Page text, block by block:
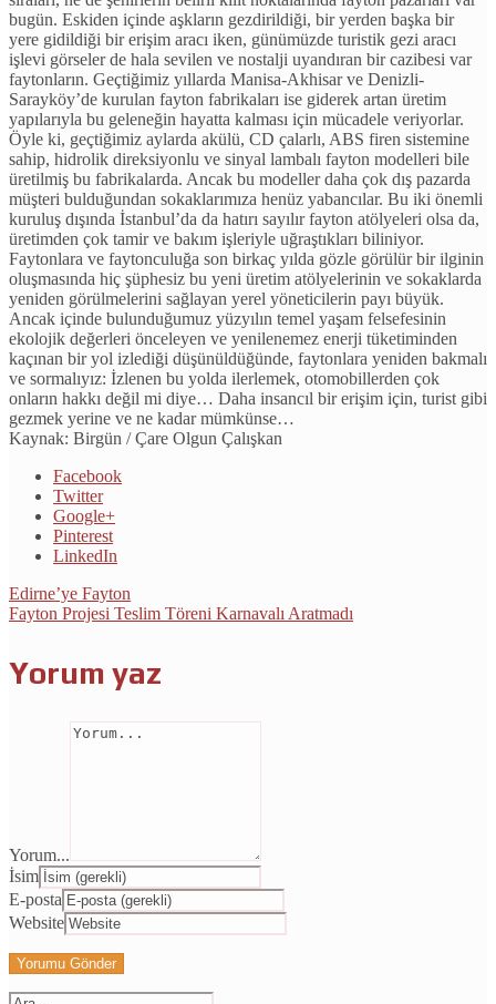
bugün. Eskiden içinde aşkların gezdirildiği, bir yerden başka bir
yere gidildiği bir erişim aracı iken, günümüzde turistik gezi aracı
işlevi görseler de hala sevilen ve nostalji uyandıran bir cazibesi var
faytonların. Geçtiğimiz yıllarda Manisa-Akhisar ve Denizli-
Sarayköy’de kurulan fayton fabrikaları ise giderek artan üretim
yapılarıyla bu geleneğin hayatta kalması için mücadele veriyorlar.
Öyle ki, geçtiğimiz aylarda akülü, CD çalarlı, ABS firen sistemine
sahip, hidrolik direksiyonlu ve sinyal lambalı fayton modelleri bile
üretilmiş bu fabrikalarda. Ancak bu modeller daha çok dış pazarda
müşteri bulduğundan sokaklarımıza henüz yabancılar. Bu iki önemli
kuruluş dışında İstanbul’da da hatırı sayılır fayton atölyeleri olsa da,
üretimden çok tamir ve bakım işleriyle uğraştıkları biliniyor.
Faytonlara ve faytonculuğa son birkaç yılda gözle görülür bir ilginin
oluşmasında hiç şüphesiz bu yeni üretim atölyelerinin ve sokaklarda
yeniden görülmelerini sağlayan yerel yöneticilerin payı büyük.
Ancak içinde bulunduğumuz yüzyılın temel yaşam felsefesinin
ekolojik değerleri önceleyen ve yenilenemez enerji tüketiminden
kaçınan bir yol izlediği düşünüldüğünde, faytonlara yeniden bakmalı
ve sormalıyız: İzlenen bu yolda ilerlemek, otomobillerden çok
onların hakkı değil mi diye… Daha insancıl bir erişim için, turist gibi
gezmek yerine ve ne kadar mümkünse…
Kaynak: Birgün / Çare Olgun Çalışkan
Facebook
Twitter
Google+
Pinterest
LinkedIn
Edirne’ye Fayton
Fayton Projesi Teslim Töreni Karnavalı Aratmadı
Yorum yaz
Yorum...
İsim
E-posta
Website